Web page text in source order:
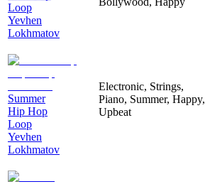
Loop
Yevhen
Lokhmatov
Summer
Hip Hop
Loop
Yevhen
Lokhmatov
Electronic, Strings,
Piano, Summer, Happy,
Upbeat